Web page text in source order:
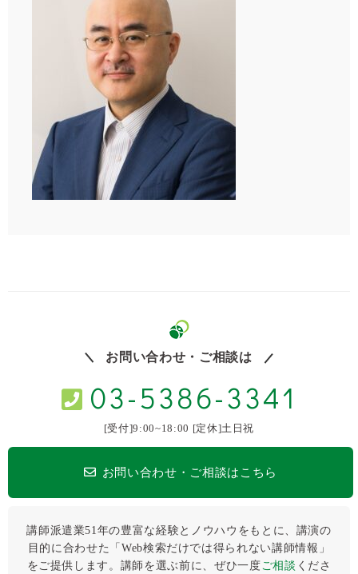
お問い合わせ・ご相談は
03-5386-3341
[受付]9:00~18:00 [定休]土日祝
お問い合わせ・ご相談はこちら
講師派遣業51年の豊富な経験とノウハウをもとに、講演の
目的に合わせた「Web検索だけでは得られない講師情報」
をご提供します。講師を選ぶ前に、ぜひ⼀度ご相談 くださ